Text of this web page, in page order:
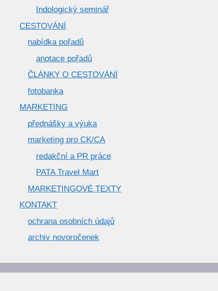
Indologický seminář
CESTOVÁNÍ
nabídka pořadů
anotace pořadů
ČLÁNKY O CESTOVÁNÍ
fotobanka
MARKETING
přednášky a výuka
marketing pro CK/CA
redakční a PR práce
PATA Travel Mart
MARKETINGOVÉ TEXTY
KONTAKT
ochrana osobních údajů
archiv novoročenek